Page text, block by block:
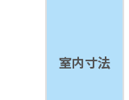
室内寸法